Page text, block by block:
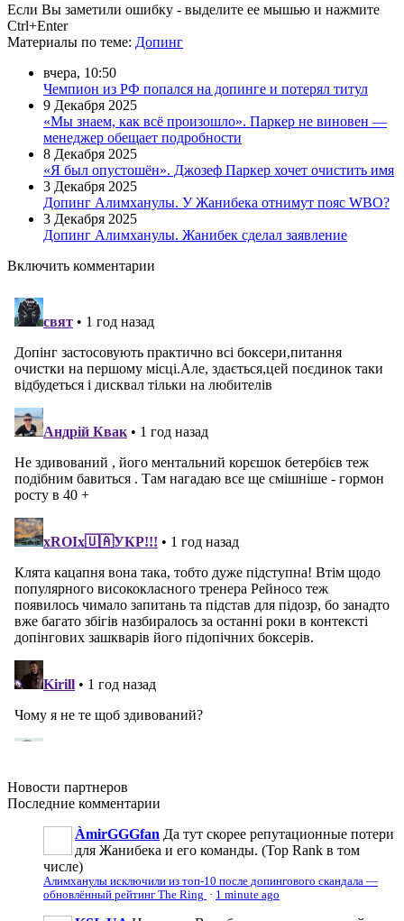
Если Вы заметили ошибку - выделите ее мышью и нажмите
Ctrl+Enter
Материалы по теме: Допинг
вчера, 10:50
Чемпион из РФ попался на допинге и потерял титул
9 Декабря 2025
«Мы знаем, как всё произошло». Паркер не виновен —
менеджер обещает подробности
8 Декабря 2025
«Я был опустошён». Джозеф Паркер хочет очистить имя
3 Декабря 2025
Допинг Алимханулы. У Жанибека отнимут пояс WBO?
3 Декабря 2025
Допинг Алимханулы. Жанибек сделал заявление
Включить комментарии
Новости партнеров
Последние комментарии
ÀmirGGGfan Да тут скорее репутационные потери
для Жанибека и его команды. (Top Rank в том
числе)
Алимханулы исключили из топ-10 после допингового скандала —
обновлённый рейтинг The Ring · 1 minute ago